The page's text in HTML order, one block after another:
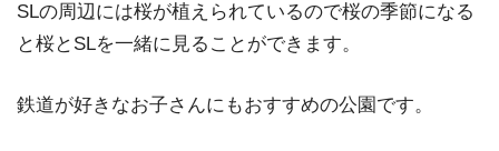
SLの周辺には桜が植えられているので桜の季節になる
と桜とSLを一緒に見ることができます。
鉄道が好きなお子さんにもおすすめの公園です。